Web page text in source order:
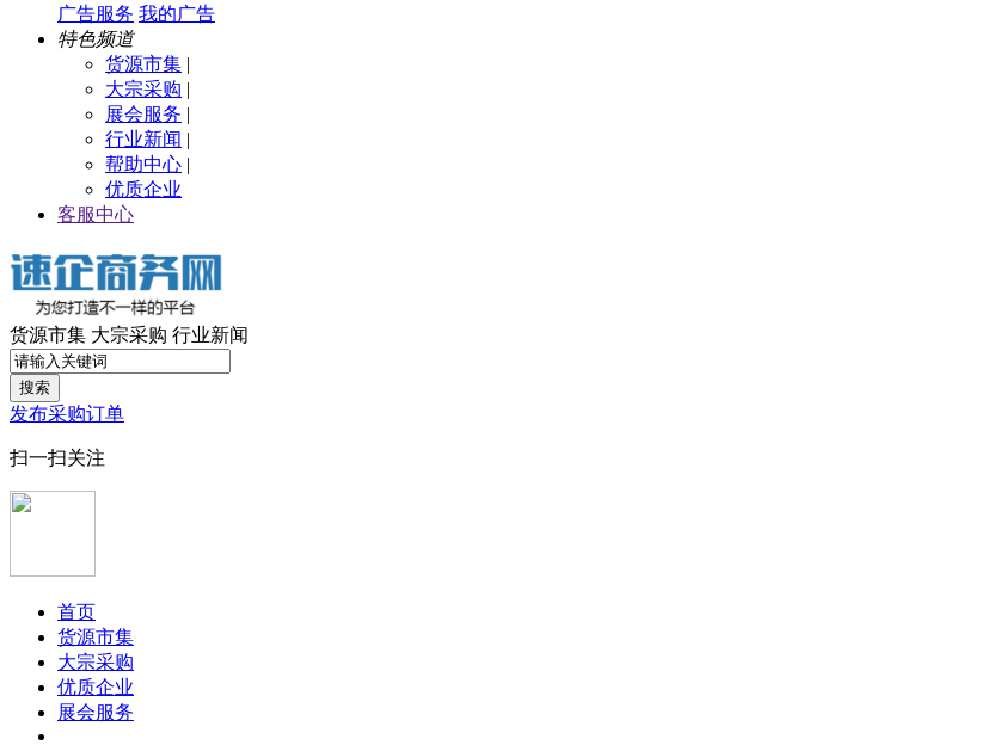
广告服务 我的广告
特色频道
货源市集 |
大宗采购 |
展会服务 |
行业新闻 |
帮助中心 |
优质企业
客服中心
货源市集 大宗采购 行业新闻
搜索
发布采购订单
扫一扫关注
首页
货源市集
大宗采购
优质企业
展会服务